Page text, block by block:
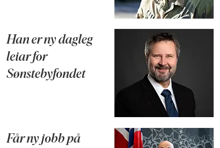
Han er ny dagleg
leiar for
Sønstebyfondet
Får ny jobb på